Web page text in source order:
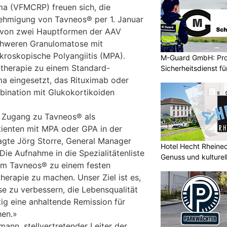
(VFMCRP) freuen sich, die
von Tavneos® per 1. Januar
zwei Hauptformen der AAV
Granulomatose mit
Polyangiitis (MPA).
zu einem Standard-
eingesetzt, das Rituximab oder
mit Glukokortikoiden
zu Tavneos® als
mit MPA oder GPA in der
Jörg Storre, General Manager
Aufnahme in die Spezialitätenliste
Tavneos® zu einem festen
zu machen. Unser Ziel ist es,
zu verbessern, die Lebensqualität
eine anhaltende Remission für
M-Guard GmbH:
Sicherheitsdienst
Hotel Hecht
Genuss und